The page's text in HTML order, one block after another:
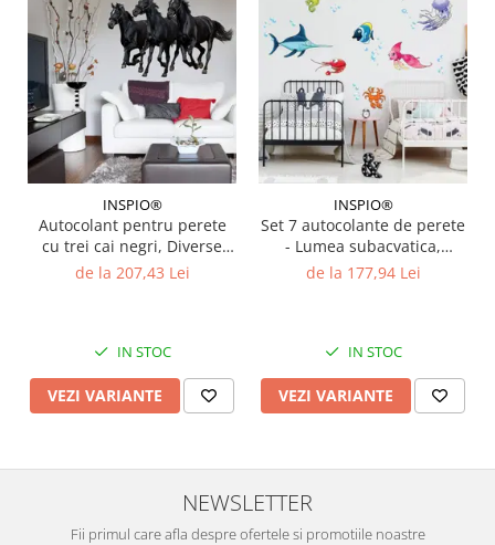
INSPIO®
Autocolant pentru perete
cu trei cai negri, Diverse
marimi
de la 207,43 Lei
IN STOC
VEZI VARIANTE
INSPIO®
Set 7 autocolante de perete
- Lumea subacvatica,
Diverse Marimi
de la 177,94 Lei
IN STOC
VEZI VARIANTE
NEWSLETTER
Fii primul care afla despre ofertele si promotiile noastre